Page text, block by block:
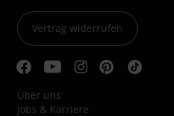
Vertrag widerrufen
Über uns
Jobs & Karriere